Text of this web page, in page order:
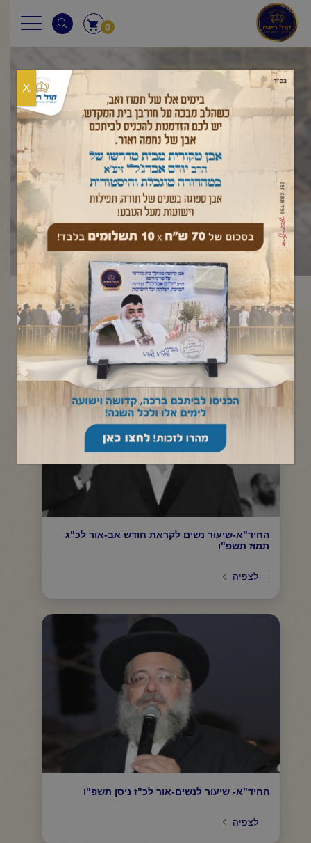
0
שיעור לנשים
ראשי/שיעורי החיד"א/שיעור לנשים
תפריט קטגוריות
החיד"א-שיעור נשים לקראת חודש אב-אור לכ"ג
תמוז תשפ"ו
לצפיה
החיד"א- שיעור לנשים-אור לכ"ז ניסן תשפ"ו
לצפיה
X